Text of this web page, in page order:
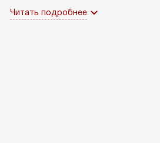
Читать подробнее